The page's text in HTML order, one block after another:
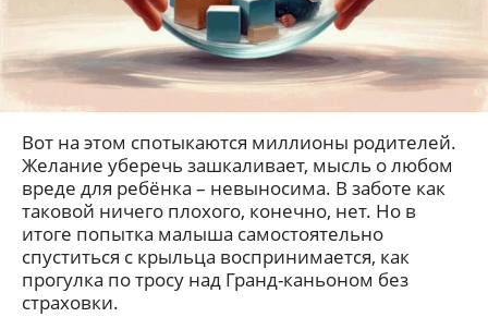
Вот на этом спотыкаются миллионы родителей.
Желание уберечь зашкаливает, мысль о любом
вреде для ребёнка – невыносима. В заботе как
таковой ничего плохого, конечно, нет. Но в
итоге попытка малыша самостоятельно
спуститься с крыльца воспринимается, как
прогулка по тросу над Гранд-каньоном без
страховки.